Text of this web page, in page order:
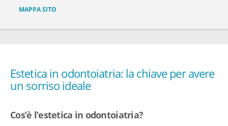
MAPPA SITO
Estetica in odontoiatria: la chiave per avere
un sorriso ideale
Cos’è l’estetica in odontoiatria?